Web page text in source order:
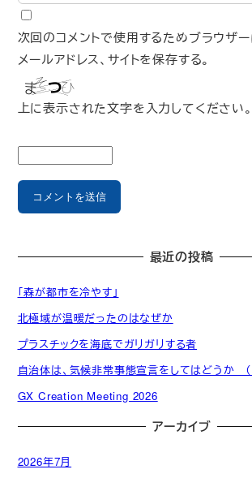
次回のコメントで使用するためブラウザー
メールアドレス、サイトを保存する。
上に表示された文字を入力してください。
最近の投稿
「森が都市を冷やす」
北極域が温暖だったのはなぜか
プラスチックを海底でガリガリする者
自治体は、気候非常事態宣言をしてはどうか （
GX Creation Meeting 2026
アーカイブ
2026年7月